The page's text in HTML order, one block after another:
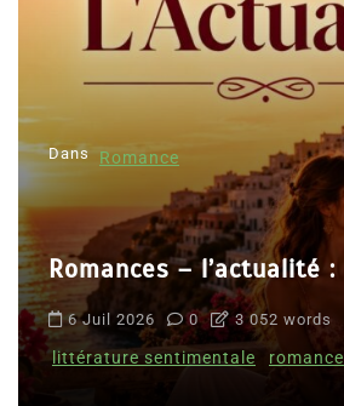
Dans Romance
Romances – l’actualité
6 Juil 2026 0 3 052 words
littérature sentimentale romance